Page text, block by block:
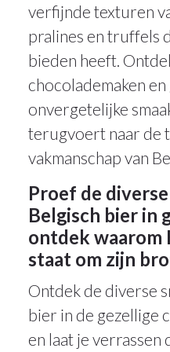
verfijnde texturen
pralines en truffels
bieden heeft.
chocolademaken
onvergetelijke
terugvoert naar de
vakmanschap van
Proef de
Belgisch bier in
ontdek waarom
staat om zijn
Ontdek de diverse
bier in de gezellige
en laat je verrassen